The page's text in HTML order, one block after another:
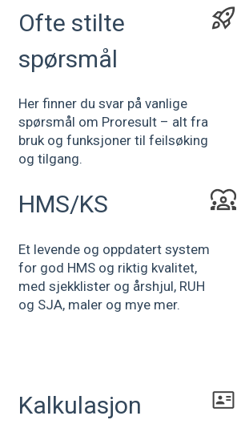
Ofte stilte
spørsmål
Her finner du svar på vanlige
spørsmål om Proresult – alt fra
bruk og funksjoner til feilsøking
og tilgang.
HMS/KS
Et levende og oppdatert system
for god HMS og riktig kvalitet,
med sjekklister og årshjul, RUH
og SJA, maler og mye mer.
Kalkulasjon